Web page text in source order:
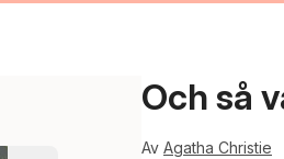
Och så
Av Agatha Christie